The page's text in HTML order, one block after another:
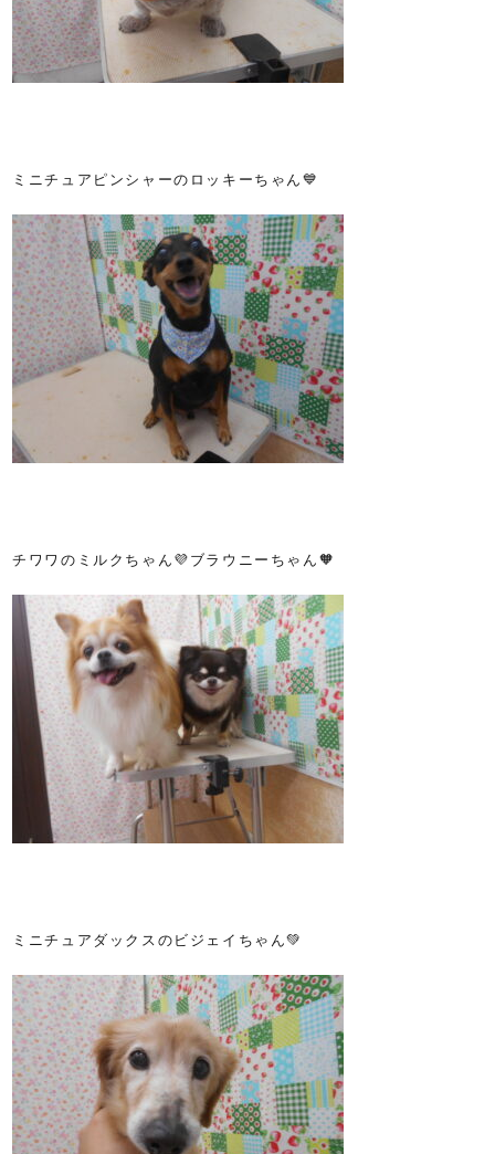
ミニチュアピンシャーのロッキーちゃん💙
チワワのミルクちゃん💜ブラウニーちゃん🧡
ミニチュアダックスのビジェイちゃん💚